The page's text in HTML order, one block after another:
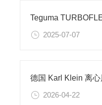
2025-07-07
2026-04-22